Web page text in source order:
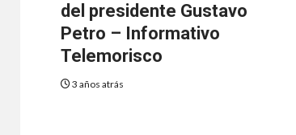
del presidente Gustavo
Petro – Informativo
Telemorisco
3 años atrás